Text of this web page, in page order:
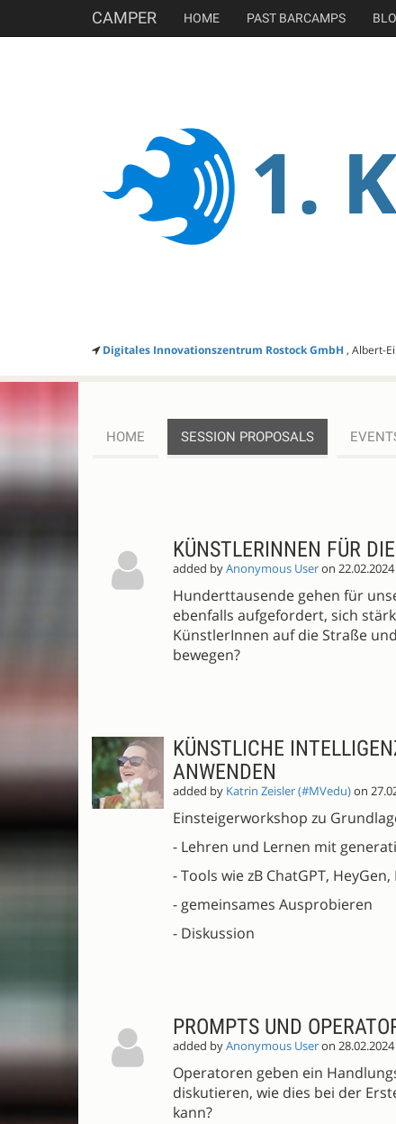
CAMPER HOME PAST BARCAMPS
Digitales Innovationszentrum Rostock GmbH , Albert-
HOME SESSION PROPOSALS
PROPOSALS
KÜNSTLERINNEN FÜR
added byAnonymous Useron 22.02.2024
Hunderttausende gehen für
ebenfalls aufgefordert, sich
KünstlerInnen auf die Straße
bewegen?
KÜNSTLICHE
ANWENDEN
added by Katrin Zeisler (#MVedu)on
Einsteigerworkshop zu
- Lehren und Lernen mit
- Tools wie zB ChatGPT,
- gemeinsames Ausprobieren
- Diskussion
PROMPTS UND
added byAnonymous Useron 28.02.2024
Operatoren geben ein
diskutieren, wie dies bei der
kann?